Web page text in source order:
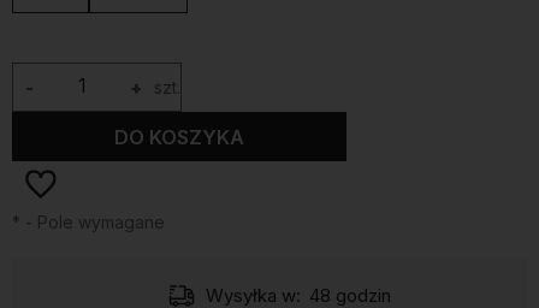
+
- szt.
DO KOSZYKA
* - Pole wymagane
Wysyłka w: 48 godzin